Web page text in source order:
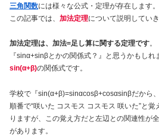
三角関数には様々な公式・定理が存在します。
この記事では、 加法定理について説明していき
加法定理は、加法=足し算に関する定理です。
『sinα+sinβとかの関係式？』と思うかもしれ
sin(α+β)の関係式です。
学校で『sin(α+β)=sinαcosβ+cosαsinβだから
順番で“咲いた コスモス コスモス 咲いた”と
りますが、この覚え方だと左辺との関連性が
があります。